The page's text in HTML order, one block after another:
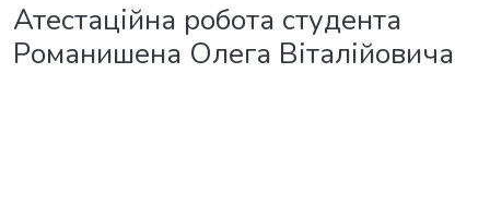
Атестаційна робота студента
Романишена Олега Віталійовича